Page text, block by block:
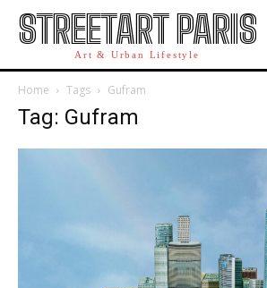
STREETART PARIS
Art & Urban Lifestyle
Home Tags Gufram
Tag: Gufram